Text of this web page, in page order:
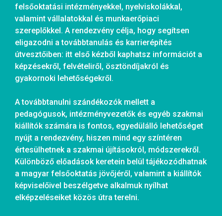
felsőoktatási intézményekkel, nyelviskolákkal,
valamint vállalatokkal és munkaerőpiaci
szereplőkkel. A rendezvény célja, hogy segítsen
eligazodni a továbbtanulás és karrierépítés
útvesztőiben: itt első kézből kaphatsz információt a
képzésekről, felvételiről, ösztöndíjakról és
gyakornoki lehetőségekről.
A továbbtanulni szándékozók mellett a
pedagógusok, intézményvezetők és egyéb szakmai
kiállítók számára is fontos, egyedülálló lehetőséget
nyújt a rendezvény, hiszen mind egy színtéren
értesülhetnek a szakmai újításokról, módszerekről.
Különböző előadások keretein belül tájékozódhatnak
a magyar felsőoktatás jövőjéről, valamint a kiállítók
képviselőivel beszélgetve alkalmuk nyílhat
elképzeléseiket közös útra terelni.